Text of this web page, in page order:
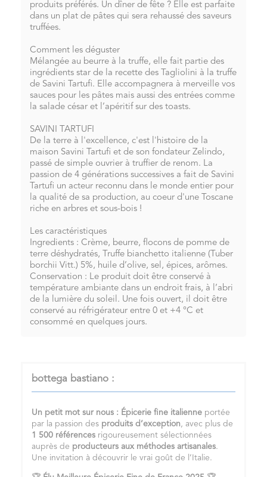
produits préférés. Un dîner de fête ? Elle est parfaite
dans un plat de pâtes qui sera rehaussé des saveurs
truffées.
Comment les déguster
Mélangée au beurre à la truffe, elle fait partie des
ingrédients star de la recette des Tagliolini à la truffe
de Savini Tartufi. Elle accompagnera à merveille vos
sauces pour les pâtes mais aussi des entrées comme
la salade césar et l’apéritif sur des toasts.
SAVINI TARTUFI
De la terre à l'excellence, c'est l'histoire de la
maison Savini Tartufi et de son fondateur Zelindo,
passé de simple ouvrier à truffier de renom. La
passion de 4 générations successives a fait de Savini
Tartufi un acteur reconnu dans le monde entier pour
la qualité de sa production, au coeur d'une Toscane
riche en arbres et sous-bois !
Les caractéristiques
Ingredients : Crème, beurre, flocons de pomme de
terre déshydratés, Truffe bianchetto italienne (Tuber
borchii Vitt.) 5%, huile d’olive, sel, épices, arômes.
Conservation : Le produit doit être conservé à
température ambiante dans un endroit frais, à l’abri
de la lumière du soleil. Une fois ouvert, il doit être
conservé au réfrigérateur entre 0 et +4 °C et
consommé en quelques jours.
bottega bastiano :
Un petit mot sur nous : Épicerie fine italienne portée
par la passion des produits d’exception, avec plus de
1 500 références rigoureusement sélectionnées
auprès de producteurs aux méthodes artisanales.
Une invitation à découvrir le vrai goût de l’Italie.